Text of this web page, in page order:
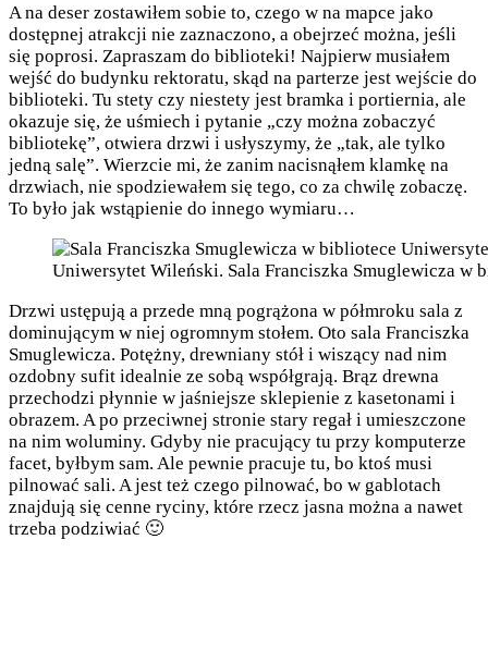
A na deser zostawiłem sobie to, czego w na mapce jako
dostępnej atrakcji nie zaznaczono, a obejrzeć można, jeśli
się poprosi. Zapraszam do biblioteki! Najpierw musiałem
wejść do budynku rektoratu, skąd na parterze jest wejście do
biblioteki. Tu stety czy niestety jest bramka i portiernia, ale
okazuje się, że uśmiech i pytanie „czy można zobaczyć
bibliotekę”, otwiera drzwi i usłyszymy, że „tak, ale tylko
jedną salę”. Wierzcie mi, że zanim nacisnąłem klamkę na
drzwiach, nie spodziewałem się tego, co za chwilę zobaczę.
To było jak wstąpienie do innego wymiaru…
Uniwersytet Wileński. Sala Franciszka Smuglewicza
Drzwi ustępują a przede mną pogrążona w półmroku sala z
dominującym w niej ogromnym stołem. Oto sala Franciszka
Smuglewicza. Potężny, drewniany stół i wiszący nad nim
ozdobny sufit idealnie ze sobą współgrają. Brąz drewna
przechodzi płynnie w jaśniejsze sklepienie z kasetonami i
obrazem. A po przeciwnej stronie stary regał i umieszczone
na nim woluminy. Gdyby nie pracujący tu przy komputerze
facet, byłbym sam. Ale pewnie pracuje tu, bo ktoś musi
pilnować sali. A jest też czego pilnować, bo w gablotach
znajdują się cenne ryciny, które rzecz jasna można a nawet
trzeba podziwiać 🙂